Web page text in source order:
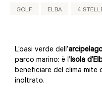
GOLF ELBA 4
L’oasi verde dell’
parco marino: è l’Isola
beneficiare del clima mite
inoltrato.